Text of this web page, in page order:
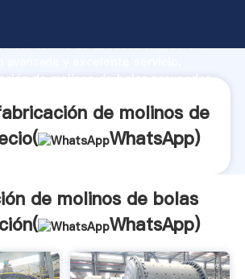
capacidad de producción, fuerza
de molinos de bolas proveedor
de molinos de
WhatsApp)
de molinos de bolas
WhatsApp)